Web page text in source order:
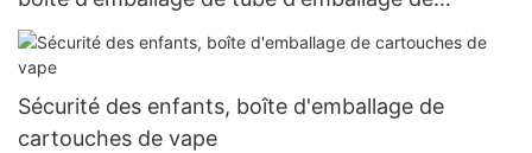
cartouche de vape
Sécurité des enfants, boîte d'emballage de
cartouches de vape